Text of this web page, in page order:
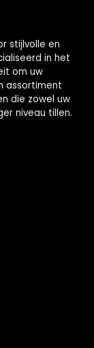
stijlvolle en
in het
om uw
assortiment
die zowel uw
niveau tillen.